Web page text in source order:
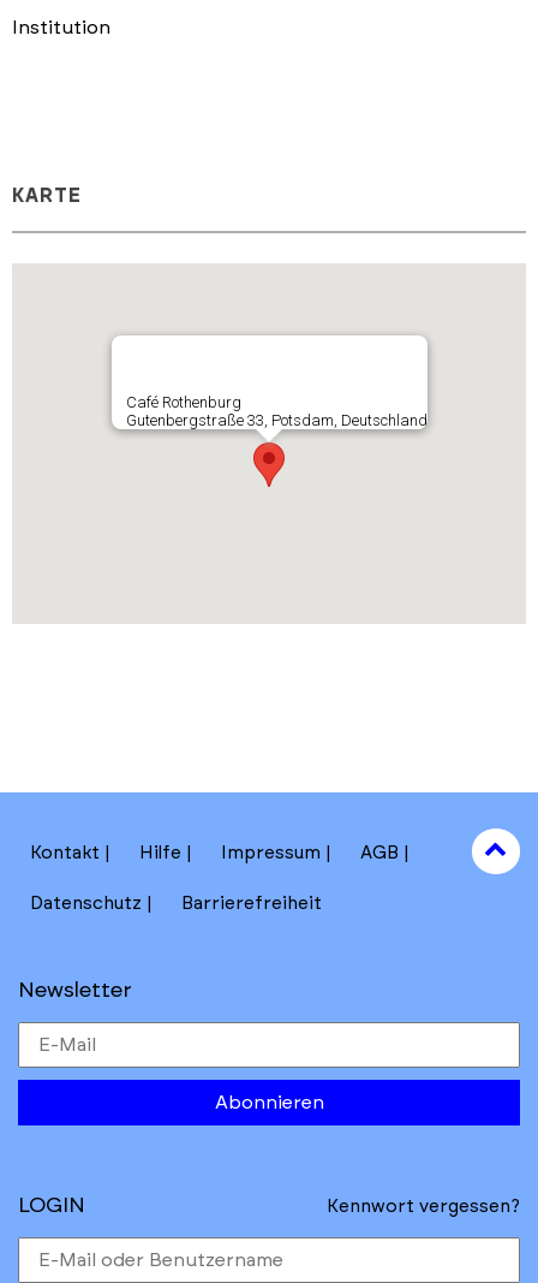
Institution
KARTE
Café Rothenburg
Gutenbergstraße 33, Potsdam, Deutschland
Kontakt Hilfe Impressum AGB
Datenschutz Barrierefreiheit
Newsletter
Abonnieren
to
top
LOGIN Kennwort vergessen?